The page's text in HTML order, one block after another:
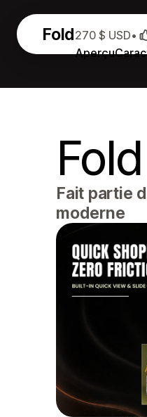
Fold
Aperçu
270 $ USD•
Fold
Fait partie
moderne